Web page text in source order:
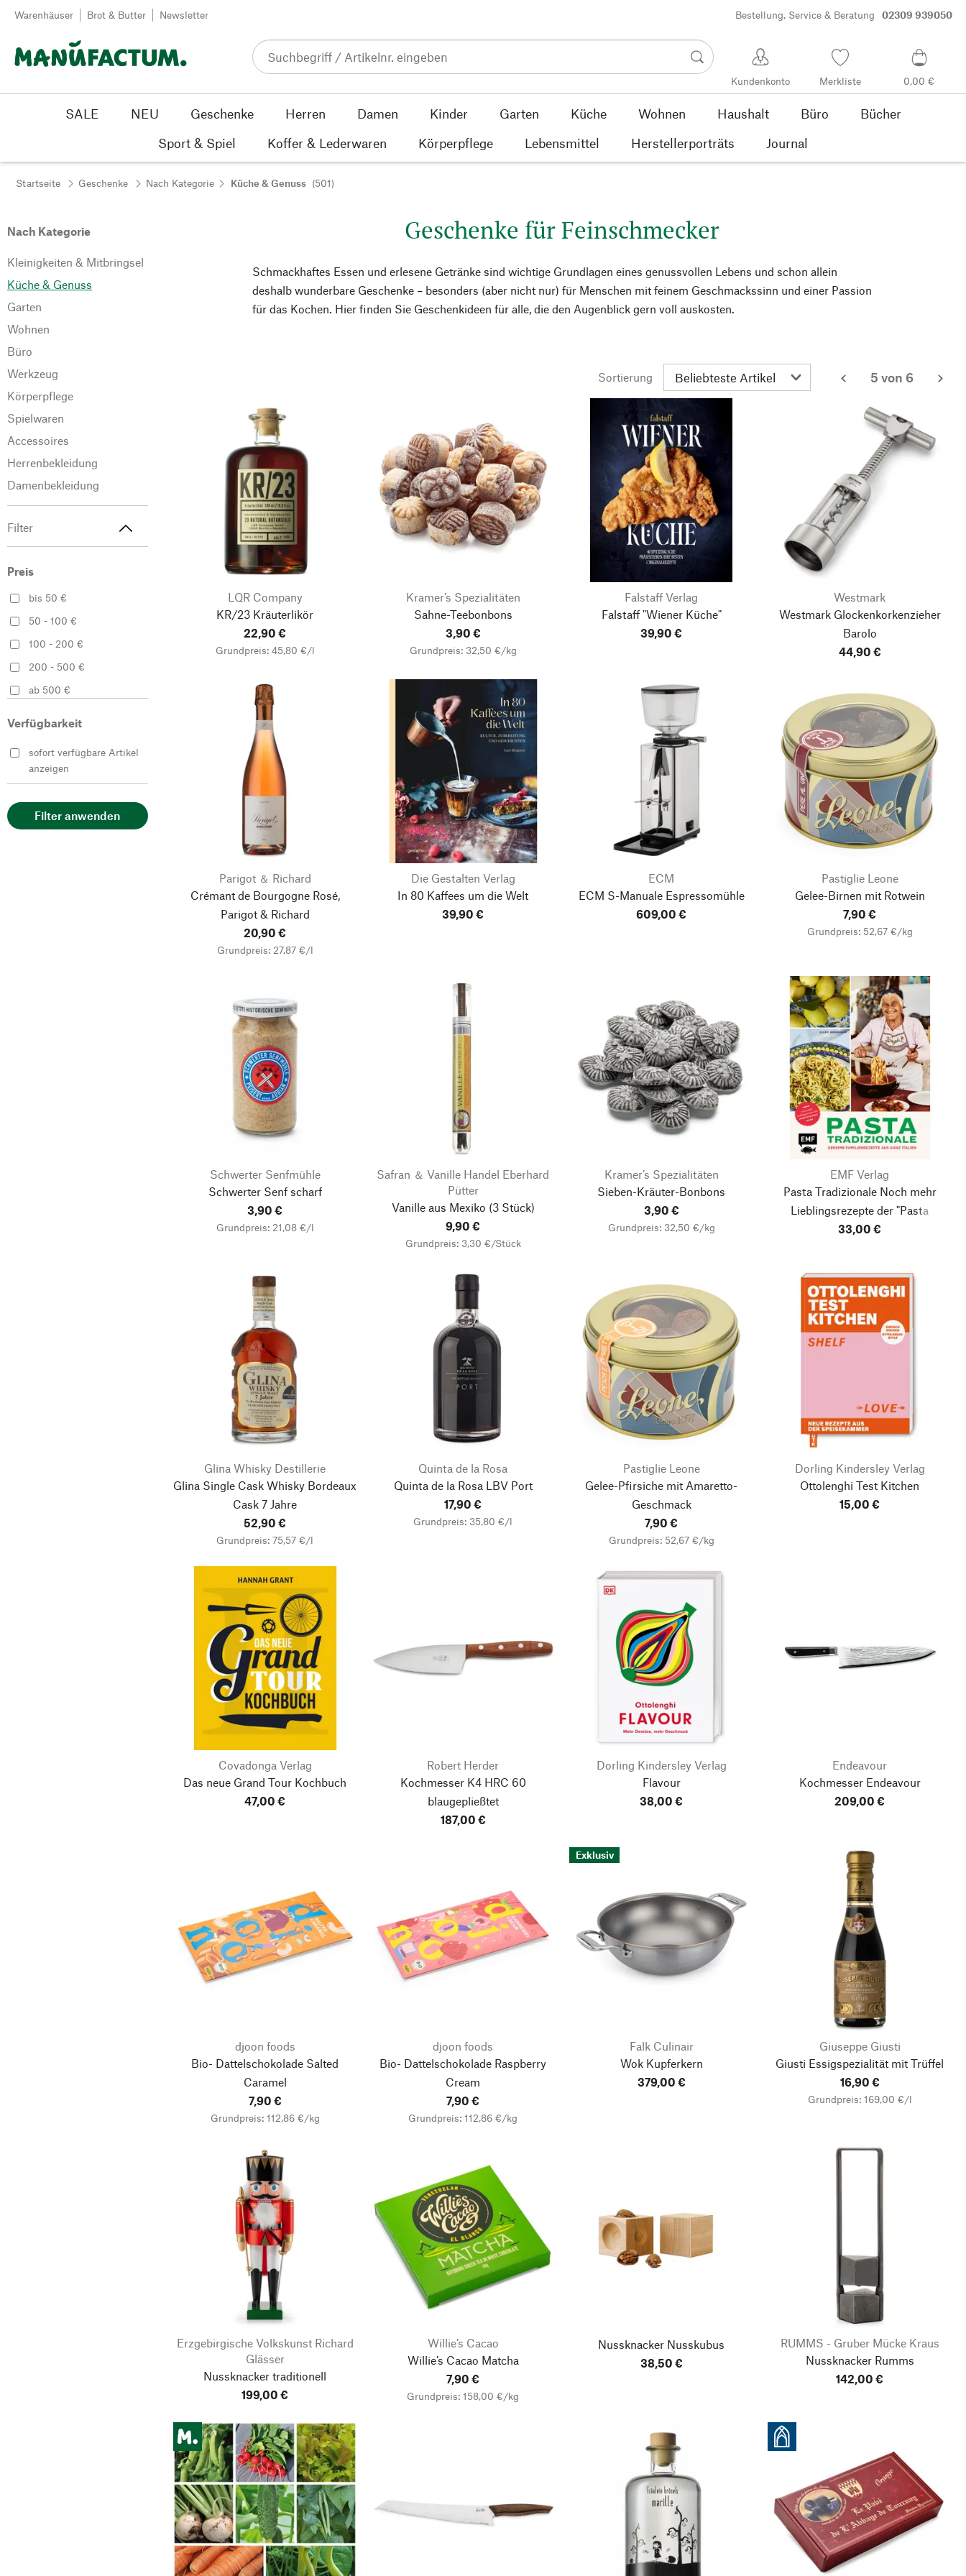
Zum Inhalt springen
Warenhäuser Brot & Butter Newsletter Bestellung, Service & Beratung 02309 939050
Kundenkonto Merkliste 0,00 €
SALE NEU Geschenke Herren Damen Kinder Garten Küche Wohnen Haushalt Büro
Bücher
Sport & Spiel
Koffer & Lederwaren Körperpflege Lebensmittel Herstellerporträts Journal
Startseite Geschenke Nach Kategorie Küche & Genuss (501)
Nach Kategorie
Kleinigkeiten & Mitbringsel
Küche & Genuss
Garten
Wohnen
Büro
Werkzeug
Körperpflege
Spielwaren
Accessoires
Herrenbekleidung
Damenbekleidung
Filter
Preis
bis 50 €
50 - 100 €
100 - 200 €
200 - 500 €
ab 500 €
Verfügbarkeit
sofort verfügbare Artikel
anzeigen
Filter anwenden
Geschenke für Feinschmecker
Schmackhaftes Essen und erlesene Getränke sind wichtige Grundlagen eines genussvollen Lebens und schon allein
deshalb wunderbare Geschenke – besonders (aber nicht nur) für Menschen mit feinem Geschmackssinn und einer Passion
für das Kochen. Hier finden Sie Geschenkideen für alle, die den Augenblick gern voll auskosten.
Sortierung
5 von 6
LQR Company
KR/23 Kräuterlikör
22,90 €
Grundpreis: 45,80 €/l
Kramer’s Spezialitäten
Sahne-Teebonbons
3,90 €
Grundpreis: 32,50 €/kg
Falstaff Verlag
Falstaff "Wiener Küche"
39,90 €
Westmark
Westmark Glockenkorkenzieher
Barolo
44,90 €
Parigot ＆ Richard
Crémant de Bourgogne Rosé,
Parigot & Richard
20,90 €
Grundpreis: 27,87 €/l
Die Gestalten Verlag
In 80 Kaffees um die Welt
39,90 €
ECM
ECM S-Manuale Espressomühle
609,00 €
Pastiglie Leone
Gelee-Birnen mit Rotwein
7,90 €
Grundpreis: 52,67 €/kg
Schwerter Senfmühle
Schwerter Senf scharf
3,90 €
Grundpreis: 21,08 €/l
Safran ＆ Vanille Handel Eberhard
Pütter
Vanille aus Mexiko (3 Stück)
9,90 €
Grundpreis: 3,30 €/Stück
Kramer’s Spezialitäten
Sieben-Kräuter-Bonbons
3,90 €
Grundpreis: 32,50 €/kg
EMF Verlag
Pasta TradizionaleNoch mehr
Lieblingsrezepte der "Pasta
Grannies"
33,00 €
Glina Whisky Destillerie
Glina Single Cask Whisky Bordeaux
Cask 7 Jahre
52,90 €
Grundpreis: 75,57 €/l
Quinta de la Rosa
Quinta de la Rosa LBV Port
17,90 €
Grundpreis: 35,80 €/l
Pastiglie Leone
Gelee-Pfirsiche mit Amaretto-
Geschmack
7,90 €
Grundpreis: 52,67 €/kg
Dorling Kindersley Verlag
Ottolenghi Test Kitchen
15,00 €
Covadonga Verlag
Das neue Grand Tour Kochbuch
47,00 €
Robert Herder
Kochmesser K4 HRC 60
blaugepließtet
187,00 €
Dorling Kindersley Verlag
Flavour
38,00 €
Endeavour
Kochmesser Endeavour
209,00 €
djoon foods
Bio- Dattelschokolade Salted
Caramel
7,90 €
Grundpreis: 112,86 €/kg
djoon foods
Bio- Dattelschokolade Raspberry
Cream
7,90 €
Grundpreis: 112,86 €/kg
Exklusiv
Falk Culinair
Wok Kupferkern
379,00 €
Giuseppe Giusti
Giusti Essigspezialität mit Trüffel
16,90 €
Grundpreis: 169,00 €/l
Erzgebirgische Volkskunst Richard
Glässer
Nussknacker traditionell
199,00 €
Willie’s Cacao
Willie’s Cacao Matcha
7,90 €
Grundpreis: 158,00 €/kg
Nussknacker Nusskubus
38,50 €
RUMMS - Gruber Mücke Kraus
Nussknacker Rumms
142,00 €